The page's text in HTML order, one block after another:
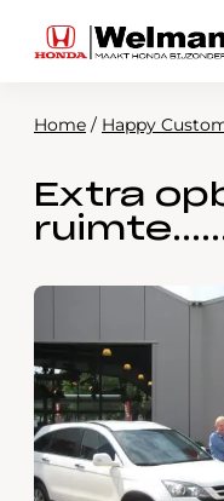
Modellen
Voorraad
Webshop
Contact
Home / Happy
Extra